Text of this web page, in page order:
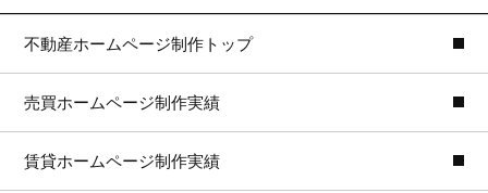
不動産ホームページ制作トップ
売買ホームページ制作実績
賃貸ホームページ制作実績